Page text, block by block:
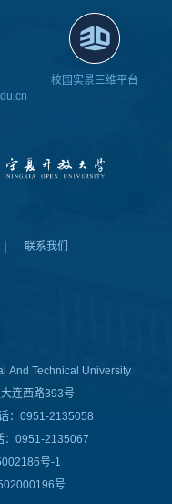
校园实景三维平台
| 联系我们
And Technical University
连西路393号
：0951-2135058
0951-2135067
号-1
号